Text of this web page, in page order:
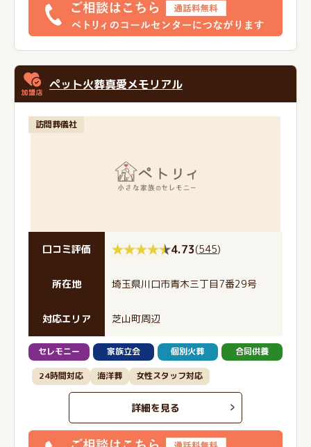
ペット火葬真愛メモリアル
訪問葬儀社
口コミ評価 4.73(545)
所在地 埼玉県川口市青木三丁目7番29号
対応エリア 芝山町周辺
セレモニー 家族立会 個別火葬 合同供養
24時間対応 海洋葬 女性スタッフ対応
詳細を見る